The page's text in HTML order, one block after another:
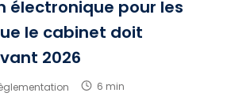
électronique pour les
le cabinet doit
2026
6 min